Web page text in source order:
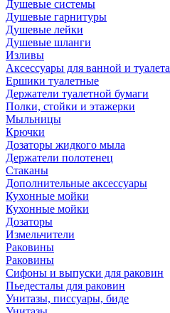
Душевые системы
Душевые гарнитуры
Душевые лейки
Душевые шланги
Изливы
Аксессуары для ванной и туалета
Ершики туалетные
Держатели туалетной бумаги
Полки, стойки и этажерки
Мыльницы
Крючки
Дозаторы жидкого мыла
Держатели полотенец
Стаканы
Дополнительные аксессуары
Кухонные мойки
Кухонные мойки
Дозаторы
Измельчители
Раковины
Раковины
Сифоны и выпуски для раковин
Пьедесталы для раковин
Унитазы, писсуары, биде